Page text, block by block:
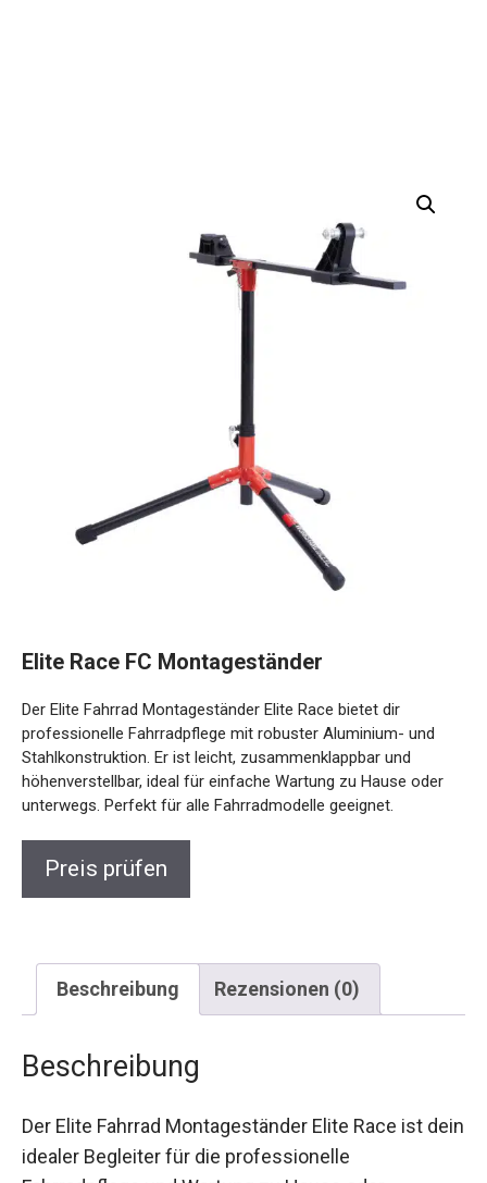
professionelle Fahrradpflege mit robuster Aluminium- und
Stahlkonstruktion. Er ist leicht, zusammenklappbar und
höhenverstellbar, ideal für einfache Wartung zu Hause oder
unterwegs. Perfekt für alle Fahrradmodelle geeignet.
Beschreibung Rezensionen (0)
Beschreibung
dein idealer Begleiter für die professionelle
Fahrradpflege und Wartung zu Hause oder